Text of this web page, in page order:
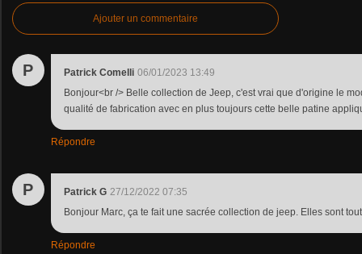
Ajouter un commentaire
P Patrick Comelli 06/01/2023 13:49
Bonjour<br /> Belle collection de Jeep, c'est vrai que d'origine le
qualité de fabrication avec en plus toujours cette belle patine
Répondre
P Patrick G 27/12/2022 07:35
Bonjour Marc, ça te fait une sacrée collection de jeep. Elles sont
Répondre